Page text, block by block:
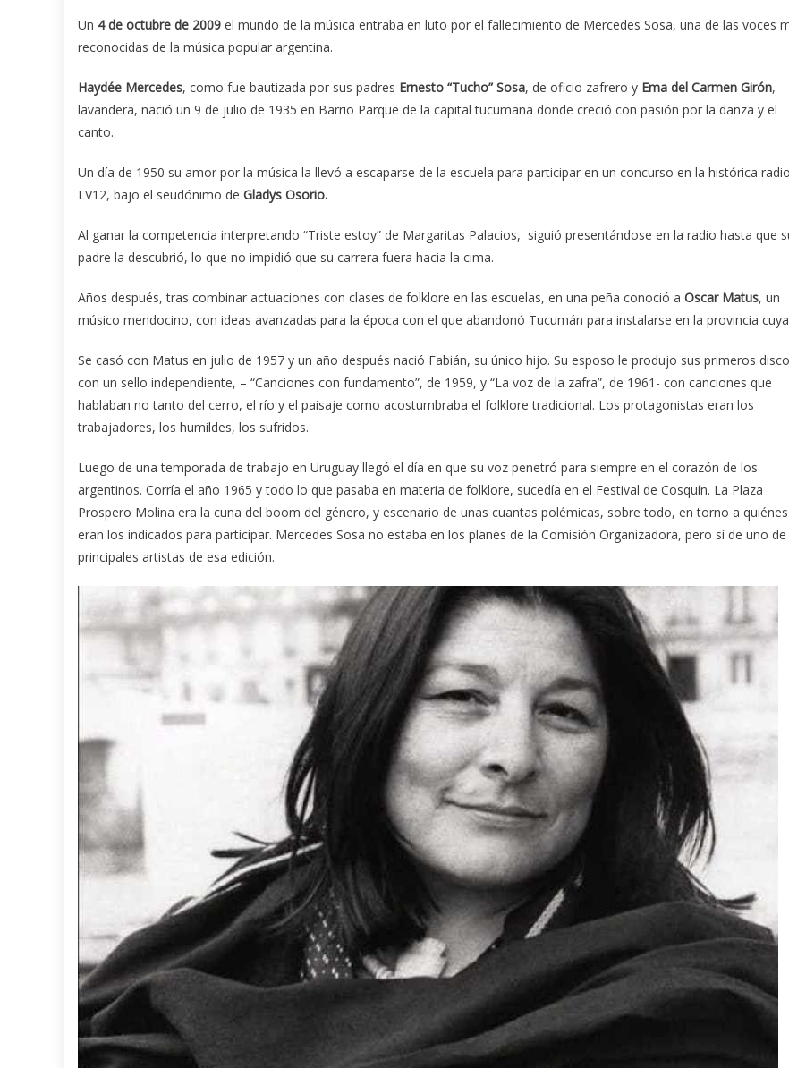
Un 4 de octubre de 2009 el mundo de la música entraba en luto por el fallecimiento de Mercedes Sosa, una de las voces
reconocidas de la música popular argentina.
Haydée Mercedes, como fue bautizada por sus padres Ernesto “Tucho” Sosa, de oficio zafrero y Ema del Carmen Girón,
lavandera, nació un 9 de julio de 1935 en Barrio Parque de la capital tucumana donde creció con pasión por la danza y el
canto.
Un día de 1950 su amor por la música la llevó a escaparse de la escuela para participar en un concurso en la histórica radio
LV12, bajo el seudónimo de Gladys Osorio.
Al ganar la competencia interpretando “Triste estoy” de Margaritas Palacios, siguió presentándose en la radio hasta que
padre la descubrió, lo que no impidió que su carrera fuera hacia la cima.
Años después, tras combinar actuaciones con clases de folklore en las escuelas, en una peña conoció a Oscar Matus, un
músico mendocino, con ideas avanzadas para la época con el que abandonó Tucumán para instalarse en la provincia
Se casó con Matus en julio de 1957 y un año después nació Fabián, su único hijo. Su esposo le produjo sus primeros
con un sello independiente, – “Canciones con fundamento”, de 1959, y “La voz de la zafra”, de 1961- con canciones que
hablaban no tanto del cerro, el río y el paisaje como acostumbraba el folklore tradicional. Los protagonistas eran los
trabajadores, los humildes, los sufridos.
Luego de una temporada de trabajo en Uruguay llegó el día en que su voz penetró para siempre en el corazón de los
argentinos. Corría el año 1965 y todo lo que pasaba en materia de folklore, sucedía en el Festival de Cosquín. La Plaza
Prospero Molina era la cuna del boom del género, y escenario de unas cuantas polémicas, sobre todo, en torno a quiénes
eran los indicados para participar. Mercedes Sosa no estaba en los planes de la Comisión Organizadora, pero sí de uno de
principales artistas de esa edición.